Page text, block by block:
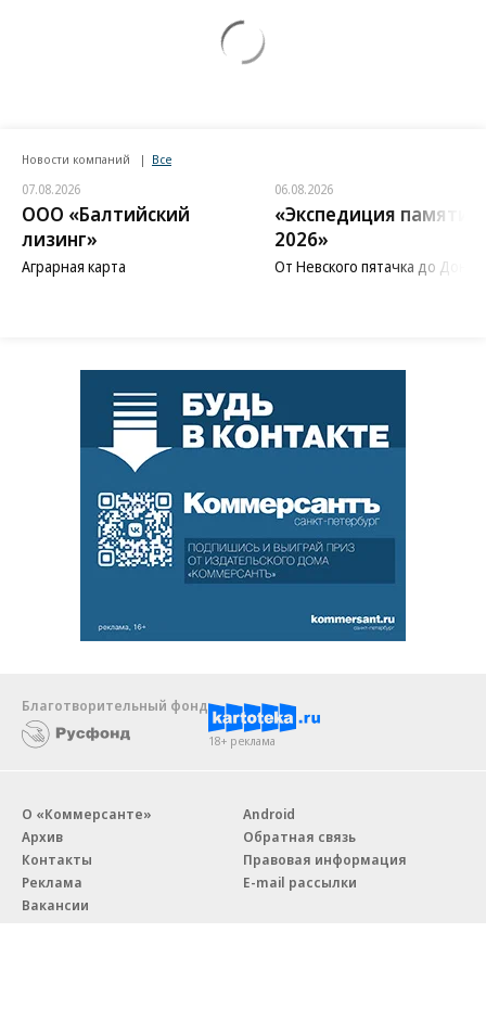
Новости компаний Все
07.08.2026
ООО «Балтийский
лизинг»
Аграрная карта
06.08.2026
«Экспедиция памяти
2026»
От Невского пятачка до
Благотворительный фонд
18+ реклама
О «Коммерсанте»
Архив
Контакты
Реклама
Вакансии
Android
Обратная связь
Правовая информация
E-mail рассылки